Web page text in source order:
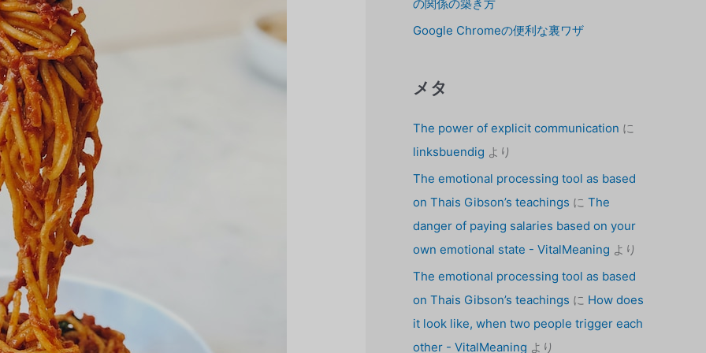
の関係の築き方
Google Chromeの便利な裏ワザ
メタ
The power of explicit communication に
linksbuendig より
The emotional processing tool as based
on Thais Gibson’s teachings に The
danger of paying salaries based on your
own emotional state - VitalMeaning より
The emotional processing tool as based
on Thais Gibson’s teachings に How does
it look like, when two people trigger each
other - VitalMeaning より